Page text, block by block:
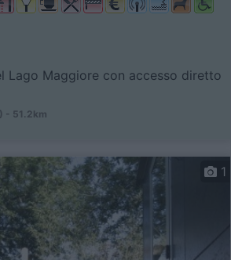
Lago Maggiore con accesso diretto
- 51.2km
1